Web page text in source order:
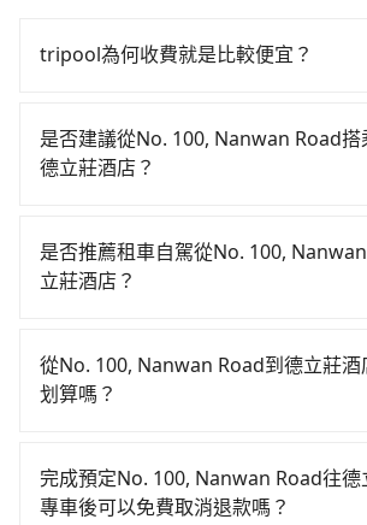
tripool為何收費就是比較便宜？
一次使用tripool的會擔心價格比市價便
因為司機素質比較差、車上會有煙味、
機也絕對不會在車內吸煙，於新冠肺炎
配戴口罩。tripool之所以能將價格壓在
在成本的控制，更是在傳統旺季（年假
雙十等）能用更少的司機來服務更多的
站上的價格是動態的，一般來說越早預
保證前一天中午以前均可全額取消退費
是否建議從No. 100, Nanwan Road搭
德立莊酒店？
店，高鐵省時、較貴，且難叫計程車前
早05:50一直到22:10，左營-台北一天
3,600元、車程約144分鐘。抵達高鐵
現場購票並於月台排隊的時間約20分鐘
近或者天候狀況，決定是步行一段路或
最終的目的地。全程加上轉車時間共4
是否推薦租車自駕從No. 100,
立莊酒店？
在車上休息，那在No. 100, Nanwan
縣恆春鎮有約10間租車車行，比方說墾
$1,500，九人座如Hyundai Starex或
一天$4,500起，油錢（每公里約3元）
從No. 100, Nanwan Road到德立莊酒
划算嗎？
灣大車隊和Yoxi。依照里程跳錶計算
9,050~13,600元間，但如改預約
完成預定No. 100, Nanwan Road往德
專車後可以免費取消退款嗎？